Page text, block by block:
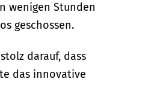
wenigen Stunden
geschossen.
darauf, dass
das innovative